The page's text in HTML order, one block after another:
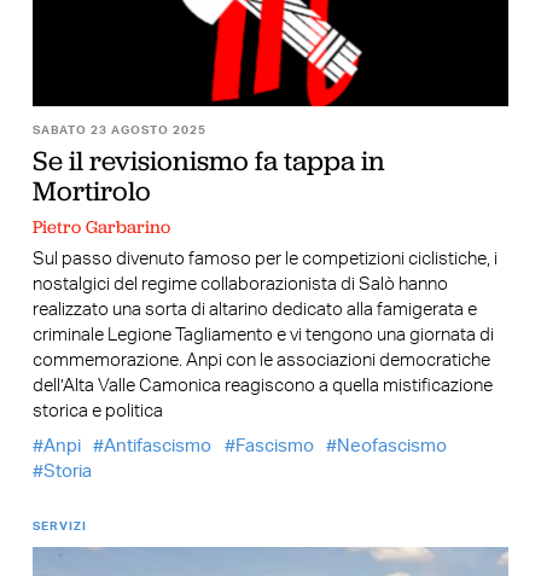
SABATO 23 AGOSTO 2025
Se il revisionismo fa tappa in
Mortirolo
Pietro Garbarino
Sul passo divenuto famoso per le competizioni ciclistiche, i
nostalgici del regime collaborazionista di Salò hanno
realizzato una sorta di altarino dedicato alla famigerata e
criminale Legione Tagliamento e vi tengono una giornata di
commemorazione. Anpi con le associazioni democratiche
dell’Alta Valle Camonica reagiscono a quella mistificazione
storica e politica
Anpi
Antifascismo Fascismo
Neofascismo
Storia
SERVIZI